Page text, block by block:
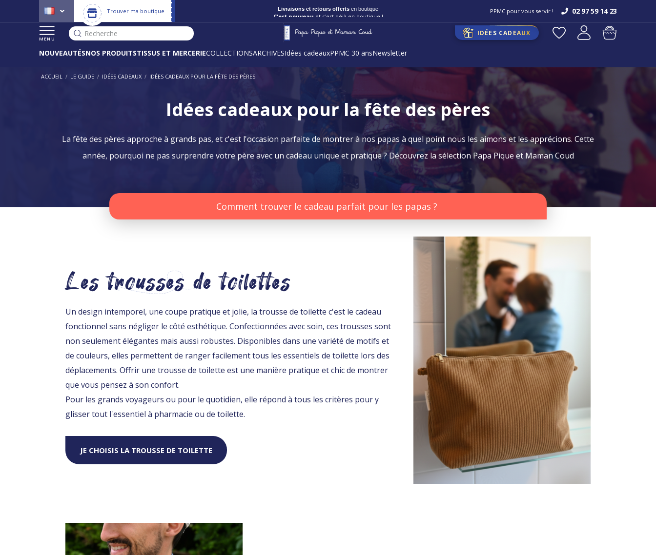
Trouver ma boutique C'est nouveau et c'est déjà en boutique ! PPMC pour vous servir ! 02 97 59 14 23
MENU
Recherche IDÉES CADEAUX
NOUVEAUTÉSNOS PRODUITSTISSUS ET MERCERIECOLLECTIONSARCHIVESIdées cadeauxPPMC 30 ansNewsletter
ACCUEIL / LE GUIDE / IDÉES CADEAUX / IDÉES CADEAUX POUR LA FÊTE DES PÈRES
Idées cadeaux pour la fête des pères
La fête des pères approche à grands pas, et c'est l'occasion parfaite de montrer à nos papas à quel point nous les aimons et les apprécions. Cette
année, pourquoi ne pas surprendre votre père avec un cadeau unique et pratique ? Découvrez la sélection Papa Pique et Maman Coud
Comment trouver le cadeau parfait pour les papas ?
Les trousses de toilettes
Un design intemporel, une coupe pratique et jolie, la trousse de toilette c'est le cadeau
fonctionnel sans négliger le côté esthétique. Confectionnées avec soin, ces trousses sont
non seulement élégantes mais aussi robustes. Disponibles dans une variété de motifs et
de couleurs, elles permettent de ranger facilement tous les essentiels de toilette lors des
déplacements. Offrir une trousse de toilette est une manière pratique et chic de montrer
que vous pensez à son confort.
Pour les grands voyageurs ou pour le quotidien, elle répond à tous les critères pour y
glisser tout l'essentiel à pharmacie ou de toilette.
JE CHOISIS LA TROUSSE DE TOILETTE